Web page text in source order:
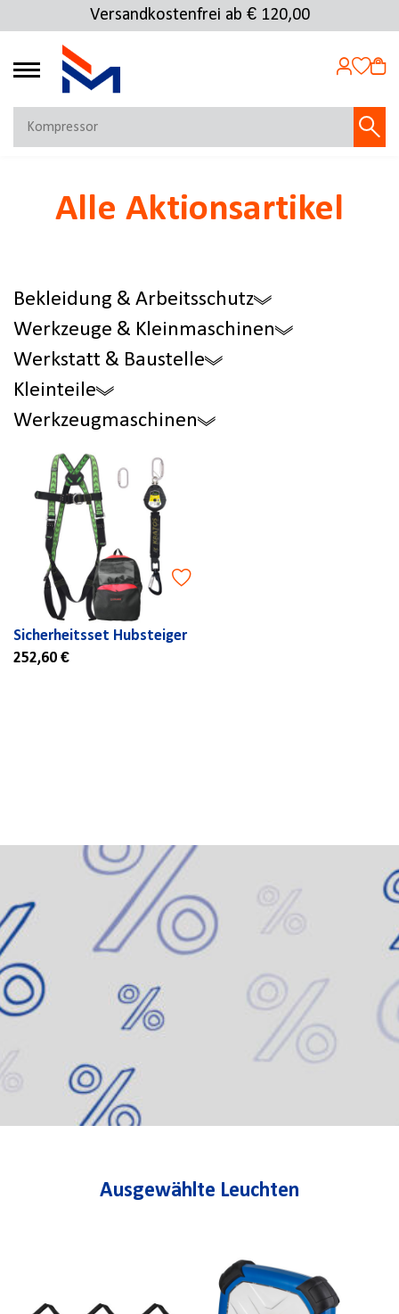
Versandkostenfrei ab € 120,00
Kostenlose Rücksendung
4.72
Jetzt anmelden
Alle Aktionsartikel
Bekleidung & Arbeitsschutz
Werkzeuge & Kleinmaschinen
Werkstatt & Baustelle
Kleinteile
Werkzeugmaschinen
Sicherheitsset Hubsteiger
252,60 €
Ausgewählte Leuchten